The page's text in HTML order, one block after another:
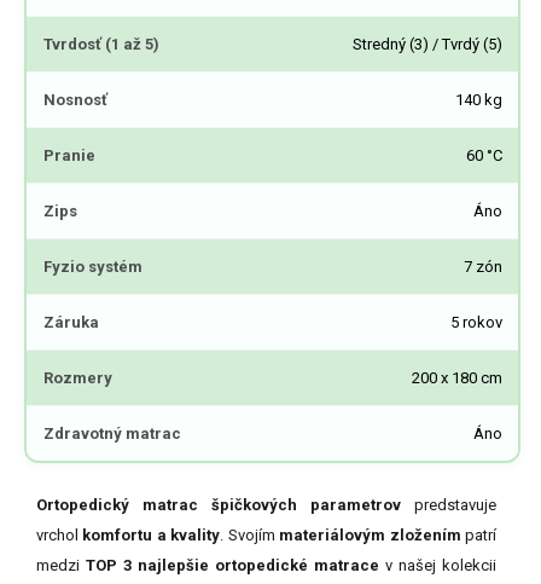
Tvrdosť (1 až 5) Stredný (3) / Tvrdý (5)
Nosnosť 140 kg
Pranie 60 °C
Zips Áno
Fyzio systém 7 zón
Záruka 5 rokov
Rozmery 200 x 180 cm
Zdravotný matrac Áno
Ortopedický matrac špičkových parametrov predstavuje
vrchol komfortu a kvality . Svojím materiálovým zložením patrí
medzi TOP 3 najlepšie ortopedické matrace v našej kolekcii